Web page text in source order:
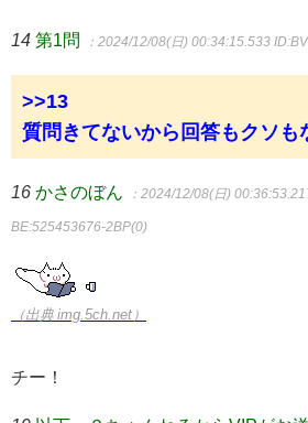
14 第1問 ：2024/12/08(日) 00:34:15.533
>>13
質問きてないから回答もクソも
16 かさのぼん ：2024/12/08(日)
BE:525453676-2BP(0)
（出典 img.5ch.net）
チー！